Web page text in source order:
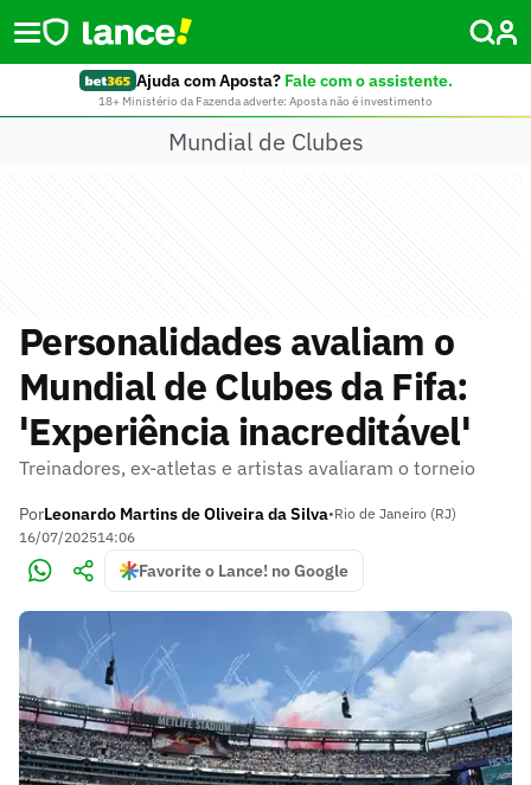
Ajuda com Aposta? Fale com o assistente.
18+ Ministério da Fazenda adverte: Aposta não é investimento
Mundial de Clubes
Personalidades avaliam o
Mundial de Clubes da Fifa:
'Experiência inacreditável'
Treinadores, ex-atletas e artistas avaliaram o torneio
PorLeonardo Martins de Oliveira da Silva•Rio de Janeiro (RJ)
16/07/202514:06
Favorite o Lance! no Google